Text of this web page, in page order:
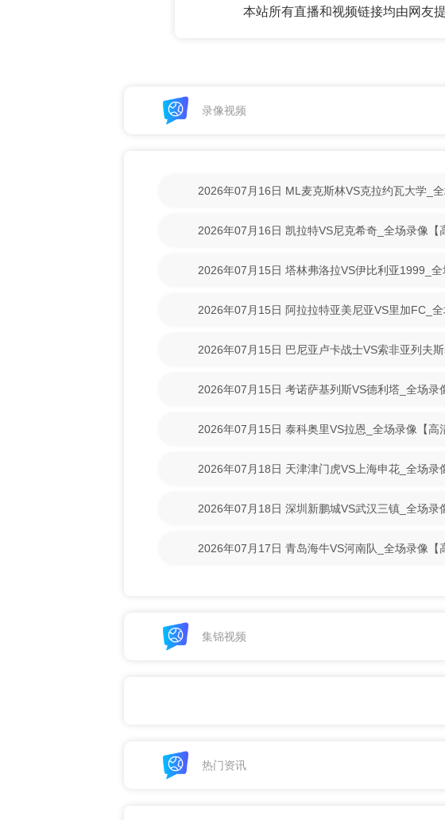
本站所有直播和视频链接均由网友
录像视频
2026年07月16日 ML麦克斯林VS克拉约瓦大学_
2026年07月16日 凯拉特VS尼克希奇_全场录像【
2026年07月15日 塔林弗洛拉VS伊比利亚1999_全
2026年07月15日 阿拉拉特亚美尼亚VS里加FC_
2026年07月15日 巴尼亚卢卡战士VS索非亚列夫
场录像【高清回放】
2026年07月15日 考诺萨基列斯VS德利塔_全场录
2026年07月15日 泰科奥里VS拉恩_全场录像【高
2026年07月18日 天津津门虎VS上海申花_全场录
2026年07月18日 深圳新鹏城VS武汉三镇_全场录
2026年07月17日 青岛海牛VS河南队_全场录像【
集锦视频
热门资讯